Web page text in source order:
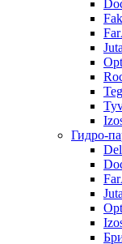
Juta
Гидро-
Juta